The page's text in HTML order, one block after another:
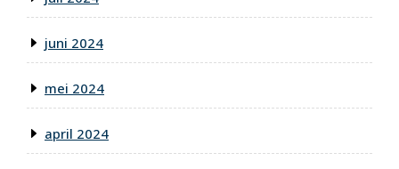
juni 2024
mei 2024
april 2024